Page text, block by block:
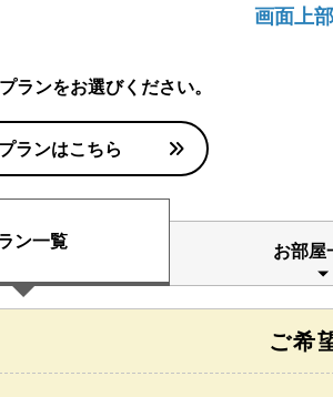
画面上
ランをお選びください。
ランはこちら
ン一覧 お部屋
ご希